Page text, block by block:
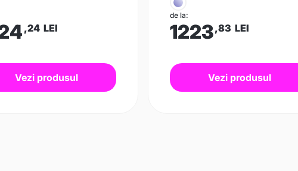
,24 LEI
Vezi produsul
de la:
1223,83 LEI
Vezi produsul